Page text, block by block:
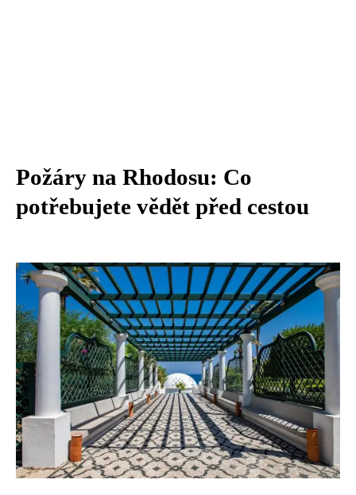
Požáry na Rhodosu: Co
potřebujete vědět před cestou